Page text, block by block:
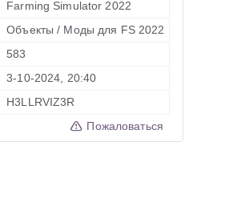
Farming Simulator 2022
Объекты / Моды для FS 2022
583
3-10-2024, 20:40
H3LLRVIZ3R
Пожаловаться